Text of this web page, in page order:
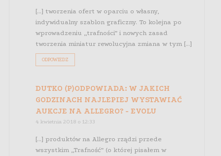
[…] tworzenia ofert w oparciu o własny,
indywidualny szablon graficzny. To kolejna po
wprowadzeniu „trafności” i nowych zasad
tworzenia miniatur rewolucyjna zmiana w tym […]
ODPOWIEDZ
DUTKO (P)ODPOWIADA: W JAKICH
GODZINACH NAJLEPIEJ WYSTAWIAĆ
AUKCJE NA ALLEGRO? - EVOLU
4 kwietnia 2018 o 12:33
[…] produktów na Allegro rządzi przede
wszystkim „Trafność” (o której pisałem w